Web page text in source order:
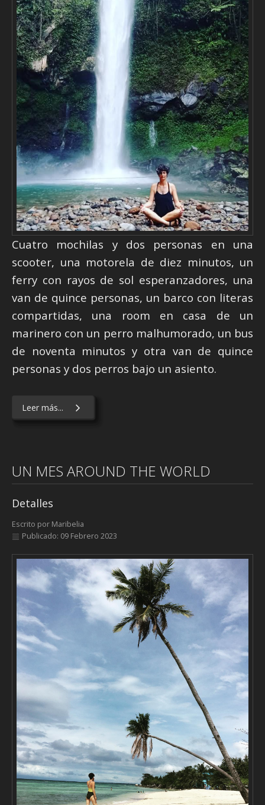
Cuatro mochilas y dos personas en una
scooter, una motorela de diez minutos, un
ferry con rayos de sol esperanzadores, una
van de quince personas, un barco con literas
compartidas, una room en casa de un
marinero con un perro malhumorado, un bus
de noventa minutos y otra van de quince
personas y dos perros bajo un asiento.
Leer más...
UN MES AROUND THE WORLD
Detalles
Escrito por Maribelia
Publicado: 09 Febrero 2023